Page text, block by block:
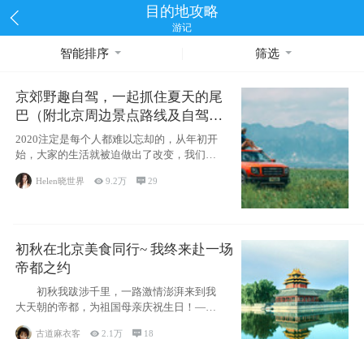
目的地攻略
游记
智能排序 筛选
京郊野趣自驾，一起抓住夏天的尾
巴（附北京周边景点路线及自驾攻
略）
2020注定是每个人都难以忘却的，从年初开
始，大家的生活就被迫做出了改变，我们也
不例外。本来双双辞职是为
Helen晓世界 9.2万 29
初秋在北京美食同行~ 我终来赴一场
帝都之约
初秋我跋涉千里，一路激情澎湃来到我
大天朝的帝都，为祖国母亲庆祝生日！——
古道麻衣客 2.1万  18